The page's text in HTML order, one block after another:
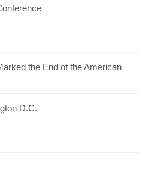
the End of the American
D.C.